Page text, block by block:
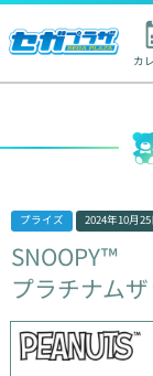
カ
人気ワード
プライズ 2024年10月25
SNOOPY™
プラチナム